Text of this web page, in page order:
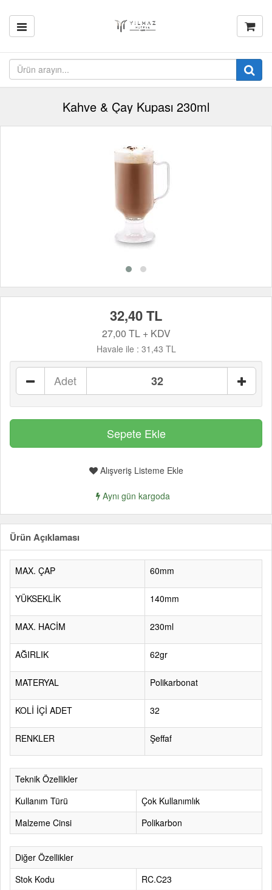
Kahve & Çay Kupası 230ml
32,40 TL
27,00 TL + KDV
Havale ile : 31,43 TL
Adet
Alışveriş Listeme Ekle
Aynı gün kargoda
Ürün Açıklaması
MAX. ÇAP 60mm
YÜKSEKLİK 140mm
MAX. HACİM 230ml
AĞIRLIK 62gr
MATERYAL Polikarbonat
KOLİ İÇİ ADET 32
RENKLER Şeffaf
Teknik Özellikler
Kullanım Türü
Çok Kullanımlık
Malzeme Cinsi
Polikarbon
Diğer Özellikler
Stok Kodu
RC.C23